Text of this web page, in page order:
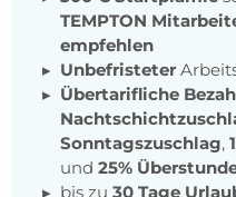
TEMPTON
empfehlen
Unbefristeter
Übertarifliche
Sonntagszuschlag,
und 25%
bis zu 30 Tage